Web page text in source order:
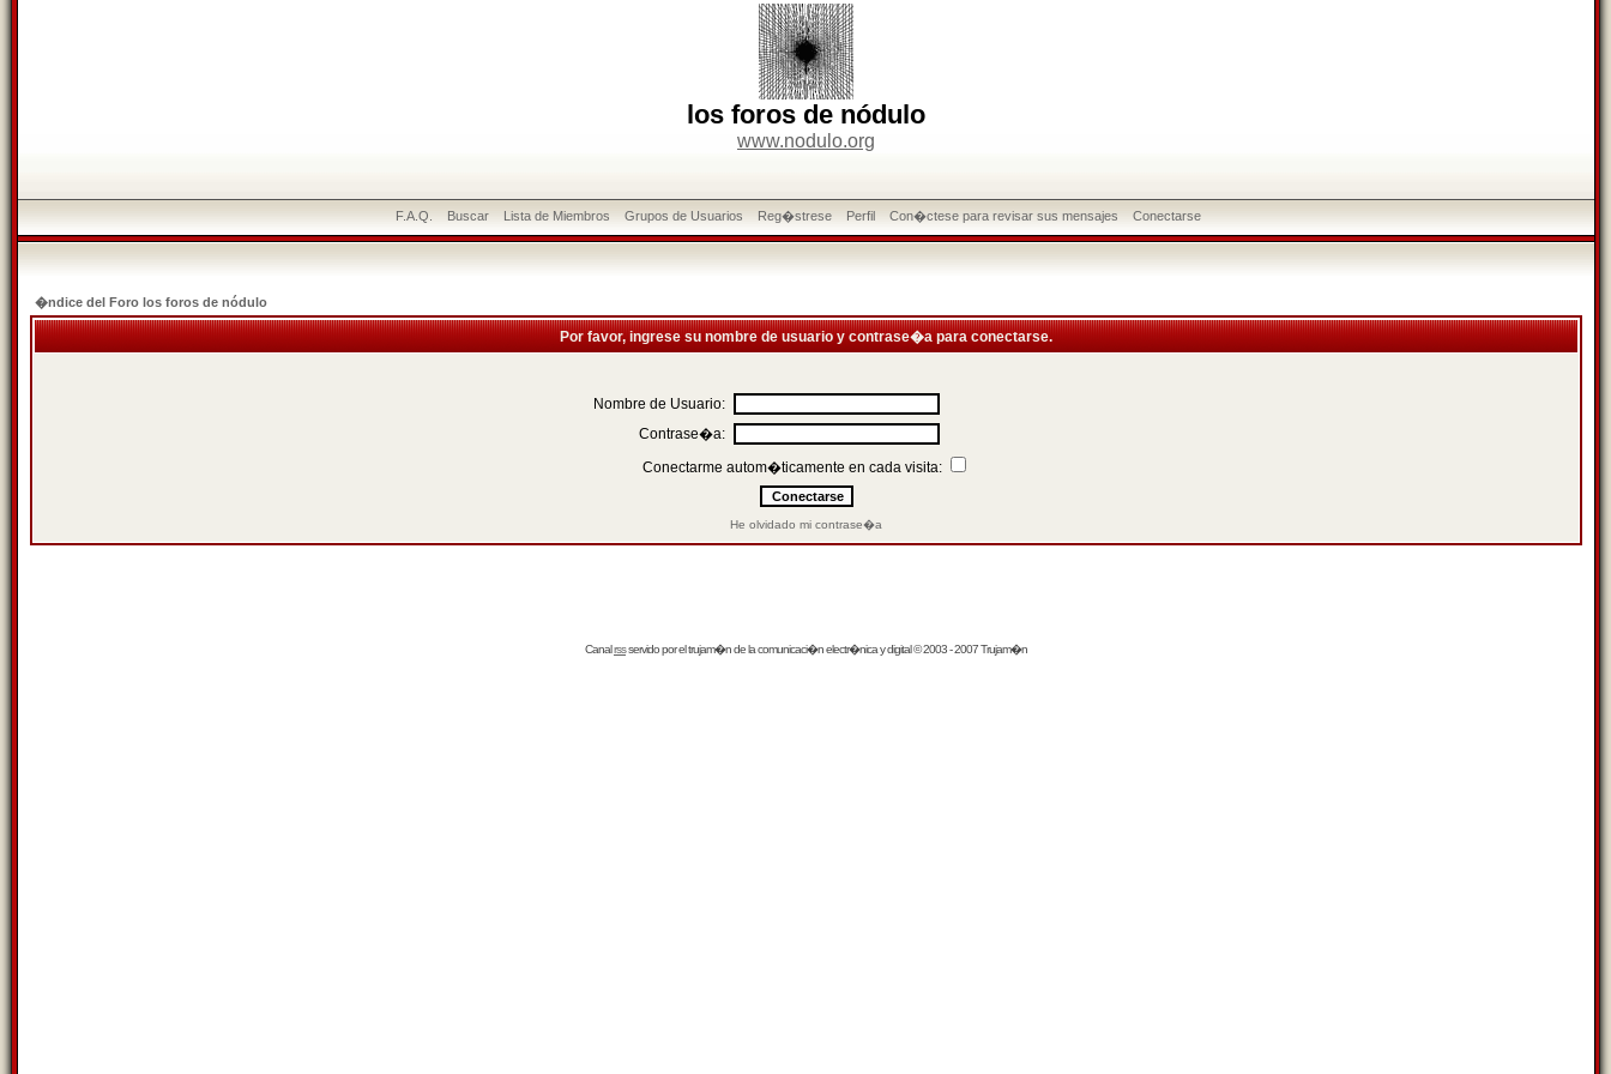
los foros de nódulo
www.nodulo.org
F.A.Q. Buscar Lista de Miembros Grupos de Usuarios Reg�strese Perfil Con�ctese para revisar sus mensajes Conectarse
�ndice del Foro los foros de nódulo
Por favor, ingrese su nombre de usuario y contrase�a para conectarse.
Nombre de Usuario:
Contrase�a:
Conectarme autom�ticamente en cada visita:
He olvidado mi contrase�a
Canalrssservido por eltrujam�nde la comunicaci�n electr�nica y digital © 2003 - 2007 Trujam�n